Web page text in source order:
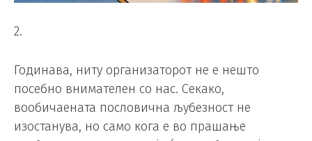
2.
Годинава, ниту организаторот не е нешто
посебно внимателен со нас. Секако,
вообичаената пословична љубезност не
изостанува, но само кога е во прашање